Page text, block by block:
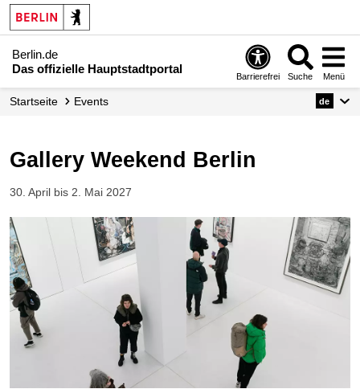
Berlin.de
Das offizielle Hauptstadtportal
Barrierefrei Suche Menü
Startseite Events de
Gallery Weekend Berlin
30. April bis 2. Mai 2027